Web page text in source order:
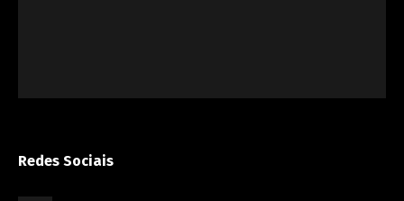
Redes Sociais